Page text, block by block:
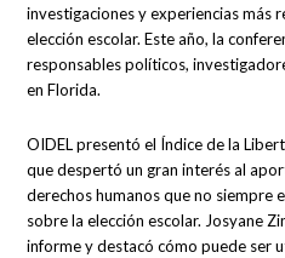
investigaciones y experiencias más
elección escolar. Este año, la
responsables políticos,
en Florida.
OIDEL presentó el Índice de la
que despertó un gran interés al
derechos humanos que no siempre
sobre la elección escolar. Josyane
informe y destacó cómo puede ser